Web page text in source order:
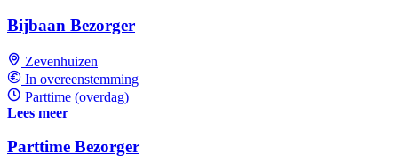
Bijbaan Bezorger
Zevenhuizen
In overeenstemming
Parttime (overdag)
Lees meer
Parttime Bezorger